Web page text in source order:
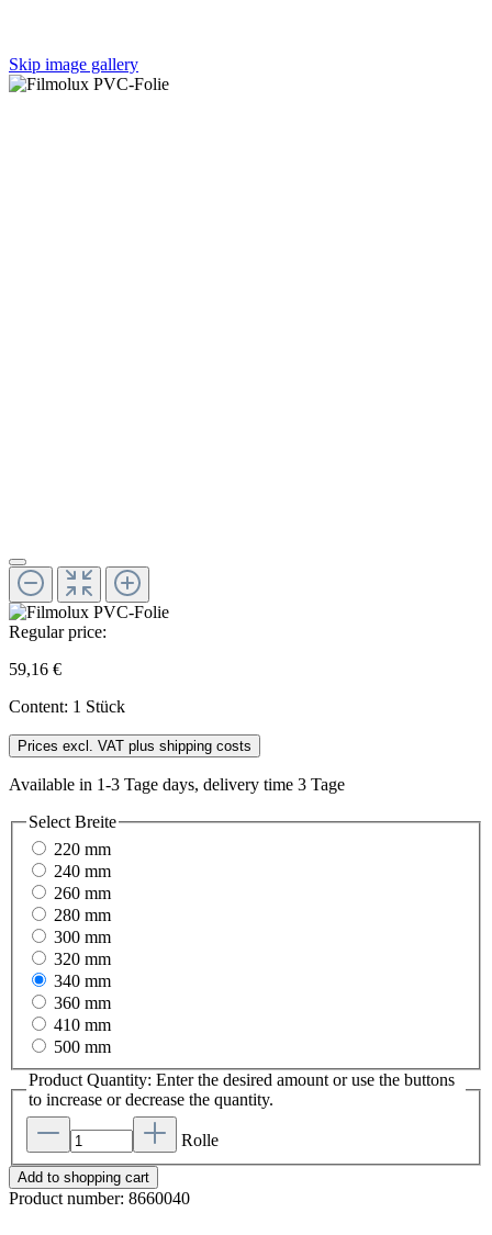
Skip image gallery
Regular price:
59,16 €
Content: 1 Stück
Prices excl. VAT plus shipping costs
Available in 1-3 Tage days, delivery time 3 Tage
Select Breite
220 mm
240 mm
260 mm
280 mm
300 mm
320 mm
340 mm
360 mm
410 mm
500 mm
Product Quantity: Enter the desired amount or use the buttons
to increase or decrease the quantity.
Rolle
Add to shopping cart
Product number: 8660040